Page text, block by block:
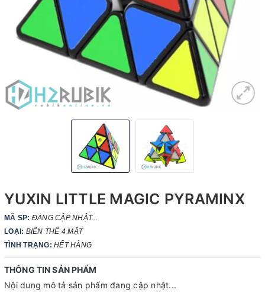
YUXIN LITTLE MAGIC PYRAMINX
MÃ SP: ĐANG CẬP NHẬT...
LOẠI: BIẾN THỂ 4 MẶT
TÌNH TRẠNG: HẾT HÀNG
THÔNG TIN SẢN PHẨM
Nội dung mô tả sản phẩm đang cập nhật...